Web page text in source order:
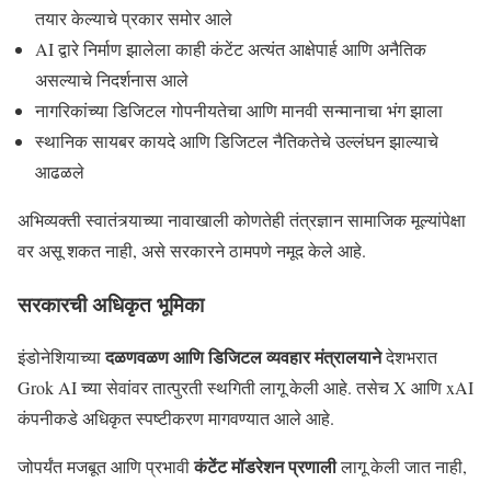
तयार केल्याचे प्रकार समोर आले
AI द्वारे निर्माण झालेला काही कंटेंट अत्यंत आक्षेपार्ह आणि अनैतिक
असल्याचे निदर्शनास आले
नागरिकांच्या डिजिटल गोपनीयतेचा आणि मानवी सन्मानाचा भंग झाला
स्थानिक सायबर कायदे आणि डिजिटल नैतिकतेचे उल्लंघन झाल्याचे
आढळले
अभिव्यक्ती स्वातंत्र्याच्या नावाखाली कोणतेही तंत्रज्ञान सामाजिक मूल्यांपेक्षा
वर असू शकत नाही, असे सरकारने ठामपणे नमूद केले आहे.
सरकारची अधिकृत भूमिका
इंडोनेशियाच्यादळणवळण आणि डिजिटल व्यवहार मंत्रालयानेदेशभरात
Grok AI च्या सेवांवर तात्पुरती स्थगिती लागू केली आहे. तसेच X आणि xAI
कंपनीकडे अधिकृत स्पष्टीकरण मागवण्यात आले आहे.
जोपर्यंत मजबूत आणि प्रभावीकंटेंट मॉडरेशन प्रणालीलागू केली जात नाही,